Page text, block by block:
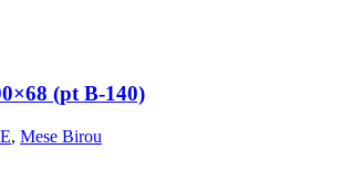
(pt B-140)
, Mese Birou